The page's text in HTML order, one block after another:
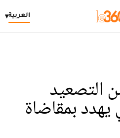
العربية▾
التصعيد
يهدد بمقاضاة